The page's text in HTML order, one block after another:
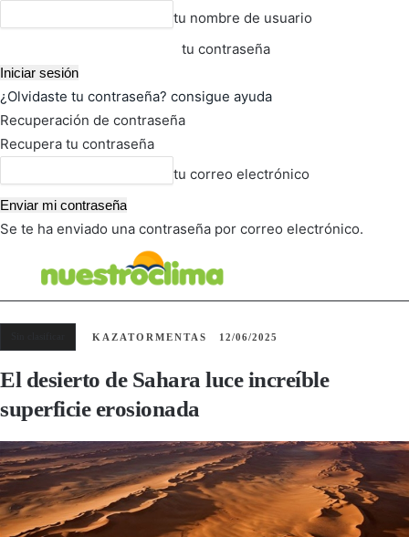
tu nombre de usuario
tu contraseña
¿Olvidaste tu contraseña? consigue ayuda
Recuperación de contraseña
Recupera tu contraseña
tu correo electrónico
Se te ha enviado una contraseña por correo electrónico.
KAZATORMENTAS 12/06/2025
El desierto de Sahara luce increíble
superficie erosionada